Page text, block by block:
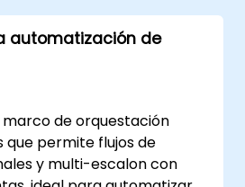
automatización de
marco de orquestación
que permite flujos de
y multi-escalon con